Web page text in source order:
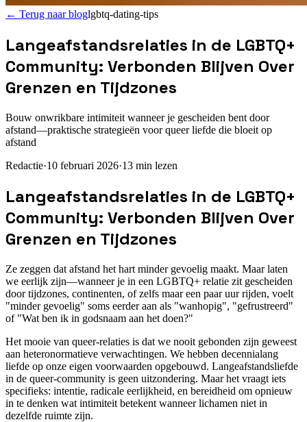
← Terug naar bloglgbtq-dating-tips
Langeafstandsrelaties in de LGBTQ+
Community: Verbonden Blijven Over
Grenzen en Tijdzones
Bouw onwrikbare intimiteit wanneer je gescheiden bent door
afstand—praktische strategieën voor queer liefde die bloeit op
afstand
Redactie·10 februari 2026·13 min lezen
Langeafstandsrelaties in de LGBTQ+
Community: Verbonden Blijven Over
Grenzen en Tijdzones
Ze zeggen dat afstand het hart minder gevoelig maakt. Maar laten
we eerlijk zijn—wanneer je in een LGBTQ+ relatie zit gescheiden
door tijdzones, continenten, of zelfs maar een paar uur rijden, voelt
"minder gevoelig" soms eerder aan als "wanhopig", "gefrustreerd"
of "Wat ben ik in godsnaam aan het doen?"
Het mooie van queer-relaties is dat we nooit gebonden zijn geweest
aan heteronormatieve verwachtingen. We hebben decennialang
liefde op onze eigen voorwaarden opgebouwd. Langeafstandsliefde
in de queer-community is geen uitzondering. Maar het vraagt iets
specifieks: intentie, radicale eerlijkheid, en bereidheid om opnieuw
in te denken wat intimiteit betekent wanneer lichamen niet in
dezelfde ruimte zijn.